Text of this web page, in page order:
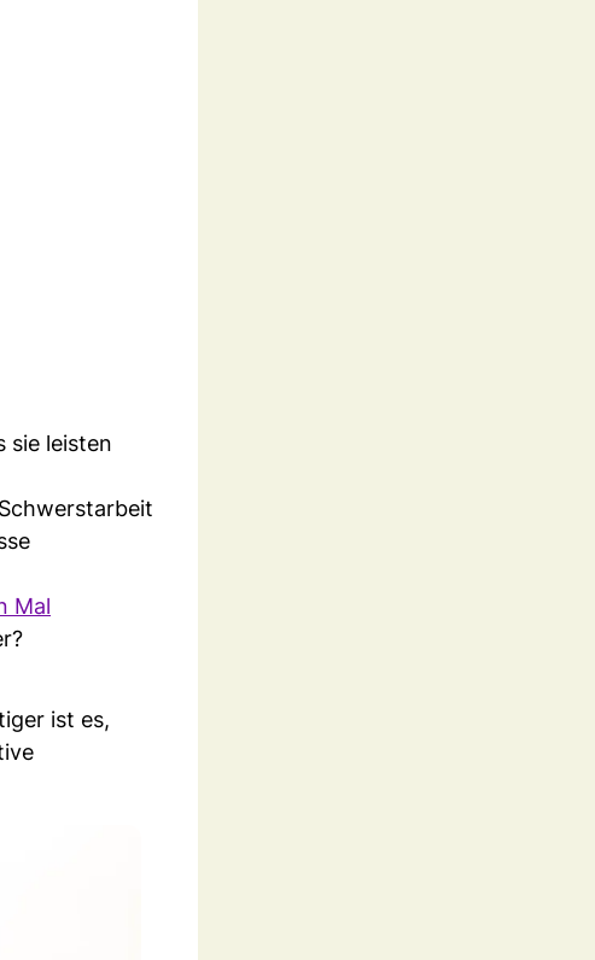
sie leisten
Mal
ist es,